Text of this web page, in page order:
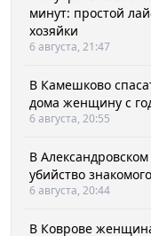
минут: простой
хозяйки
6 августа, 21:47
В Камешково
дома женщину с
6 августа, 20:55
В
убийство знакомого
6 августа, 20:44
В Коврове